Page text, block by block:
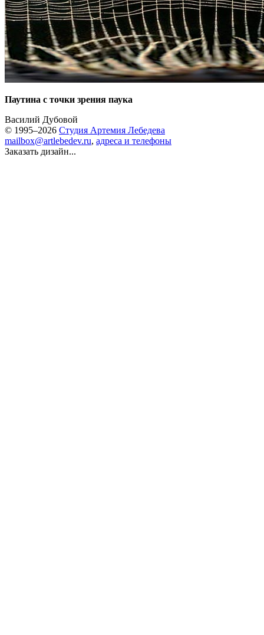
Паутина с точки зрения паука
Василий Дубовой
© 1995–2026 Студия Артемия Лебедева
mailbox@artlebedev.ru, адреса и телефоны
Заказать дизайн...